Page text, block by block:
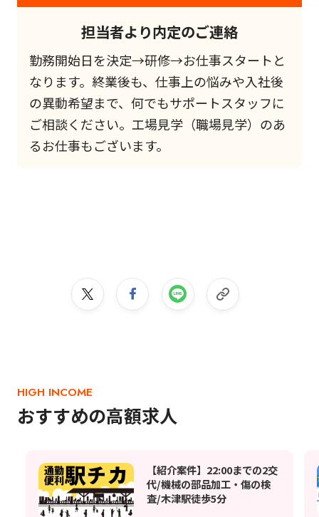
担当者より内定のご連絡
勤務開始日を決定→研修→お仕事スタートと
なります。終業後も、仕事上の悩みや入社後
の異動希望まで、何でもサポートスタッフに
ご相談ください。工場見学（職場見学）のあ
るお仕事もございます。
HIGH INCOME
おすすめの高額求人
【紹介案件】22:00までの2交
代/機械の部品加工・傷の検
査/木津駅徒歩5分